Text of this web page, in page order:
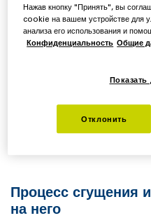
Процесс
на него
Нажав кнопку "Принять", вы
cookie на вашем устройстве для
анализа его использования и
Конфиденциальность Общие
Показать
Отклонить